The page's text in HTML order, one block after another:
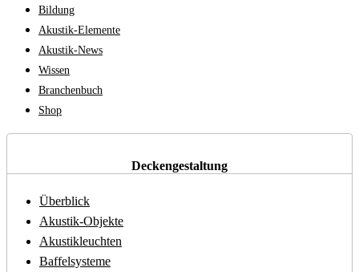
Bildung
Akustik-Elemente
Akustik-News
Wissen
Branchenbuch
Shop
Deckengestaltung
Überblick
Akustik-Objekte
Akustikleuchten
Baffelsysteme